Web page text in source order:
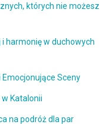
których nie możesz
harmonię w duchowych
Emocjonujące Sceny
Katalonii
na podróż dla par